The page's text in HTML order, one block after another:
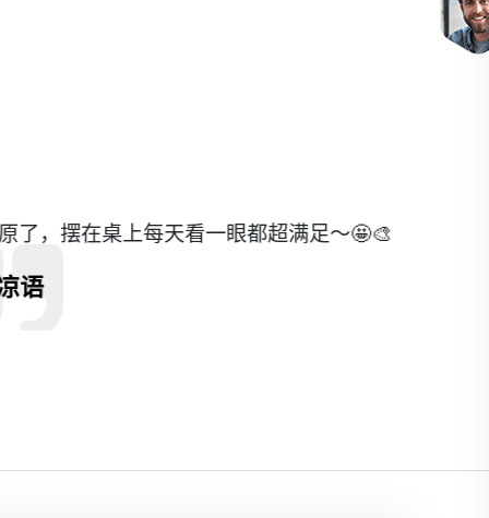
超满足～🤩🎨